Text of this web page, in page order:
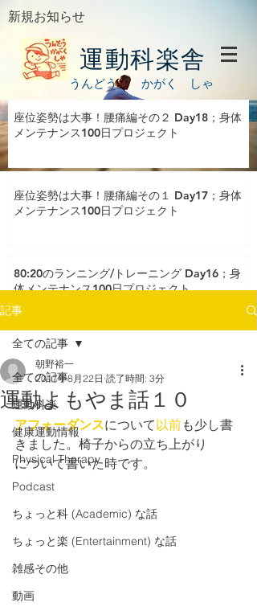
新規お知らせ
運動科楽舎
うんどう かがく しゃ
座位姿勢は大事！腰痛編その２ Day18；身体
メンテナンス100日プロジェクト
座位姿勢は大事！腰痛編その１ Day17；身体
メンテナンス100日プロジェクト
80:20のランニング/トレーニング Day16；身
体メンテナンス100日プロジェクト
記事
全ての記事
運動科楽
健康運動情報
Physical Therapy
Podcast
ちょっと科 (Academic) な話
ちょっと楽 (Entertainment) な話
雑感その他
動画
全ての記事
運動よもやま話１０
朝野裕一
2017年8月22日 読了時間: 3分
アフォーダンスについて以前も少し書
きました。椅子からの立ち上がり
について書いた時です。